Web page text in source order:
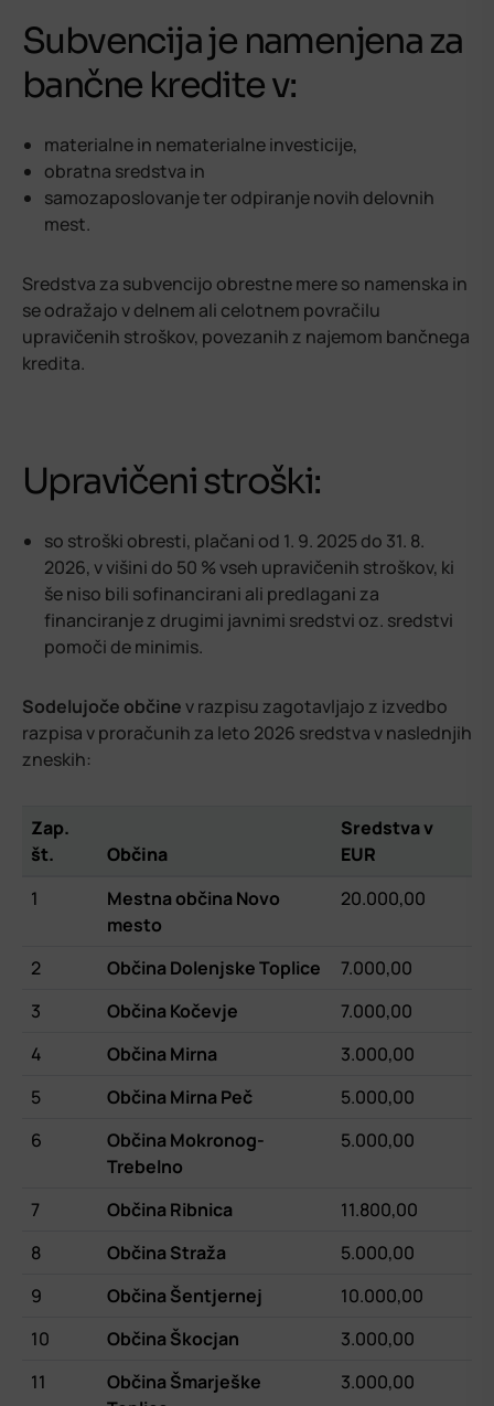
Subvencija je namenjena za
bančne kredite v:
materialne in nematerialne investicije,
obratna sredstva in
samozaposlovanje ter odpiranje novih delovnih
mest.
Sredstva za subvencijo obrestne mere so namenska in
se odražajo v delnem ali celotnem povračilu
upravičenih stroškov, povezanih z najemom bančnega
kredita.
Upravičeni stroški:
so stroški obresti, plačani od 1. 9. 2025 do 31. 8.
2026, v višini do 50 % vseh upravičenih stroškov, ki
še niso bili sofinancirani ali predlagani za
financiranje z drugimi javnimi sredstvi oz. sredstvi
pomoči de minimis.
Sodelujoče občine v razpisu zagotavljajo z izvedbo
razpisa v proračunih za leto 2026 sredstva v naslednjih
zneskih:
Zap.
št.
Občina
Sredstva v
EUR
1
Mestna občina Novo
mesto
20.000,00
2 Občina Dolenjske Toplice
7.000,00
3
Občina Kočevje
7.000,00
4
Občina Mirna
3.000,00
5
Občina Mirna Peč
5.000,00
6
Občina Mokronog-
Trebelno
5.000,00
7 Občina Ribnica
11.800,00
8
Občina Straža
5.000,00
9
Občina Šentjernej
10.000,00
10
Občina Škocjan
3.000,00
11
Občina Šmarješke
3.000,00